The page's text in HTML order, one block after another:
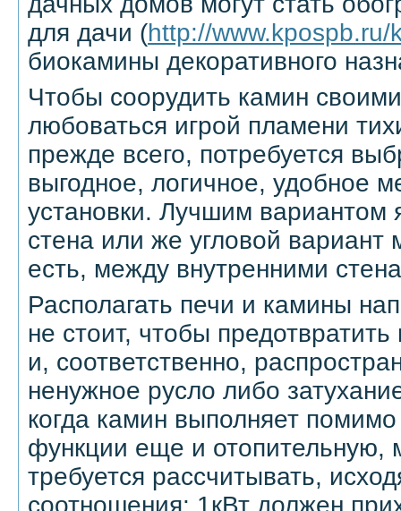
для дачи (http://www.kpospb.ru/
биокамины декоративного
Чтобы соорудить камин
любоваться игрой пламени
прежде всего, потребуется
выгодное, логичное, удобное
установки. Лучшим вариантом
стена или же угловой вариант
есть, между внутренними
Располагать печи и камины
не стоит, чтобы
и, соответственно,
ненужное русло либо
когда камин выполняет
функции еще и отопительную,
требуется рассчитывать,
соотношения: 1кВт должен